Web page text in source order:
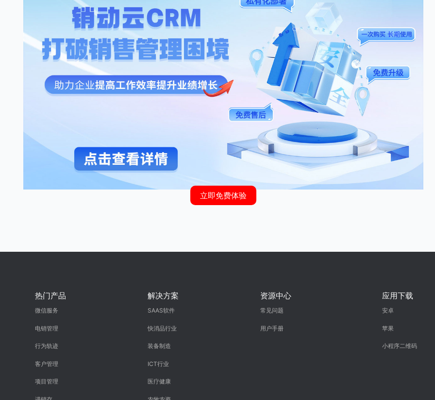
立即免费体验
热门产品
微信服务
电销管理
行为轨迹
客户管理
项目管理
解决方案
SAAS软件
快消品行业
装备制造
ICT行业
医疗健康
资源中心
常见问题
用户手册
应用下载
安卓
苹果
小程序二维码